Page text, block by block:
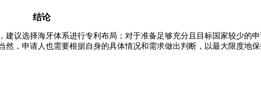
结论
议选择海牙体系进行专利布局；对于准备足够充分且目标国家较少的
，申请人也需要根据自身的具体情况和需求做出判断，以最大限度地保